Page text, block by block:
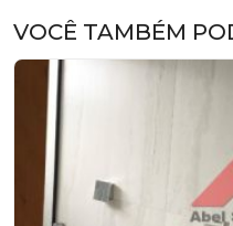
VOCÊ TAMBÉM